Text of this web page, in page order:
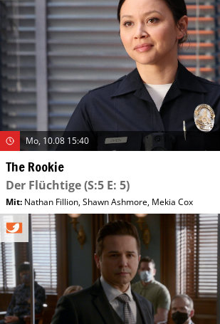
Mo, 10.08 15:40
The Rookie
Der Flüchtige(S:5 E: 5)
Mit: Nathan Fillion,Shawn Ashmore, Mekia Cox